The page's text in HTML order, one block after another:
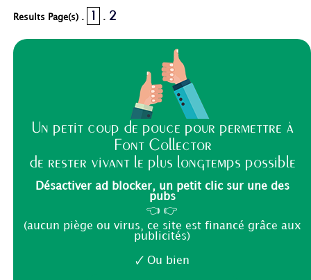
Results Page(s) . 1 . 2
Un petit coup de pouce pour permettre à
Font Collector
de rester vivant le plus longtemps possible
Désactiver ad blocker, un petit clic sur une des
pubs
👈 👉
(aucun piège ou virus, ce site est financé grâce aux
publicités)
🗸 Ou bien